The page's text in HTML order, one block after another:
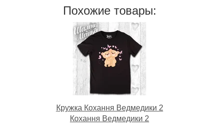
Похожие товары:
Кружка Кохання Ведмедики 2
Кохання Ведмедики 2